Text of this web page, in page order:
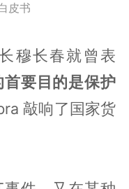
皮书
穆长春就曾表
要目的是保护
敲响了国家货